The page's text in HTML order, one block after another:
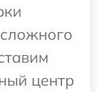
центр